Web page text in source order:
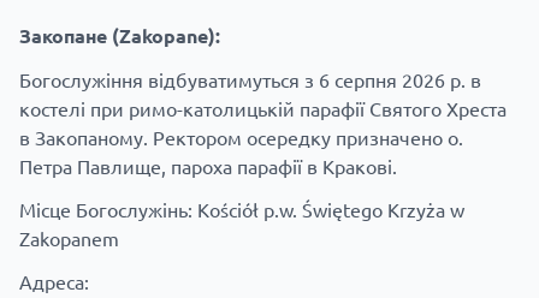
Закопане (Zakopane):
Богослужіння відбуватимуться з 6 серпня 2026 р. в
костелі при римо-католицькій парафії Святого Хреста
в Закопаному. Ректором осередку призначено о.
Петра Павлище, пароха парафії в Кракові.
Місце Богослужінь: Kościół p.w. Świętego Krzyża w
Zakopanem
Адреса: